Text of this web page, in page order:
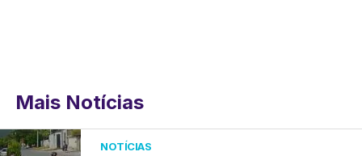
Mais Notícias
NOTÍCIAS